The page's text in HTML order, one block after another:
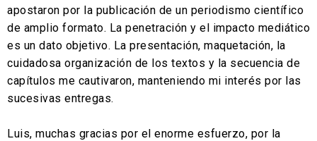
apostaron por la publicación de un periodismo científico
de amplio formato. La penetración y el impacto mediático
es un dato objetivo. La presentación, maquetación, la
cuidadosa organización de los textos y la secuencia de
capítulos me cautivaron, manteniendo mi interés por las
sucesivas entregas.
Luis, muchas gracias por el enorme esfuerzo, por la